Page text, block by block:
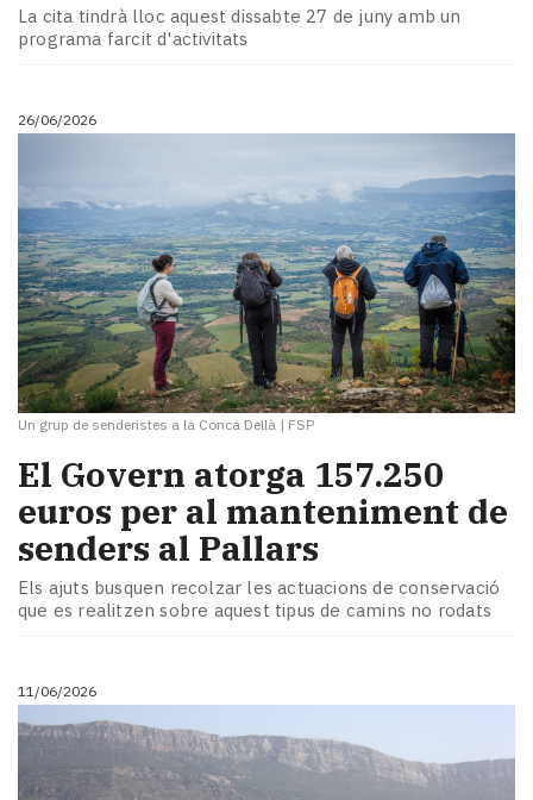
La cita tindrà lloc aquest dissabte 27 de juny amb un
programa farcit d'activitats
26/06/2026
Un grup de senderistes a la Conca Dellà | FSP
El Govern atorga 157.250
euros per al manteniment de
senders al Pallars
Els ajuts busquen recolzar les actuacions de conservació
que es realitzen sobre aquest tipus de camins no rodats
11/06/2026